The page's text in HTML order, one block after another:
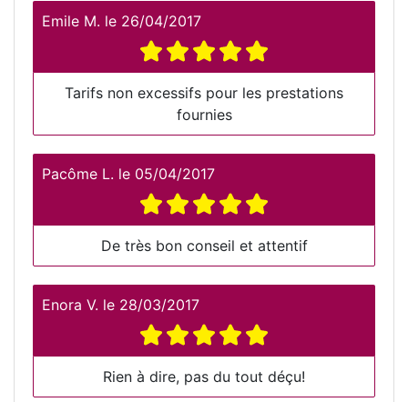
Emile M. le 26/04/2017
Tarifs non excessifs pour les prestations
fournies
Pacôme L. le 05/04/2017
De très bon conseil et attentif
Enora V. le 28/03/2017
Rien à dire, pas du tout déçu!